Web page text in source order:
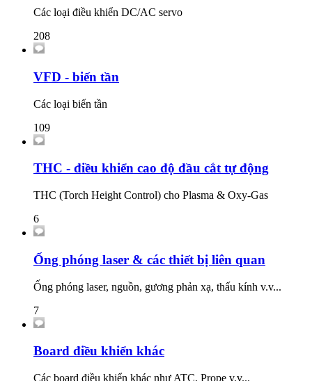
Các loại điều khiển DC/AC servo
208
VFD - biến tần
Các loại biến tần
109
THC - điều khiển cao độ đầu cắt tự động
THC (Torch Height Control) cho Plasma & Oxy-Gas
6
Ống phóng laser & các thiết bị liên quan
Ống phóng laser, nguồn, gương phản xạ, thấu kính v.v...
7
Board điều khiển khác
Các board điều khiển khác như ATC, Prope v.v...